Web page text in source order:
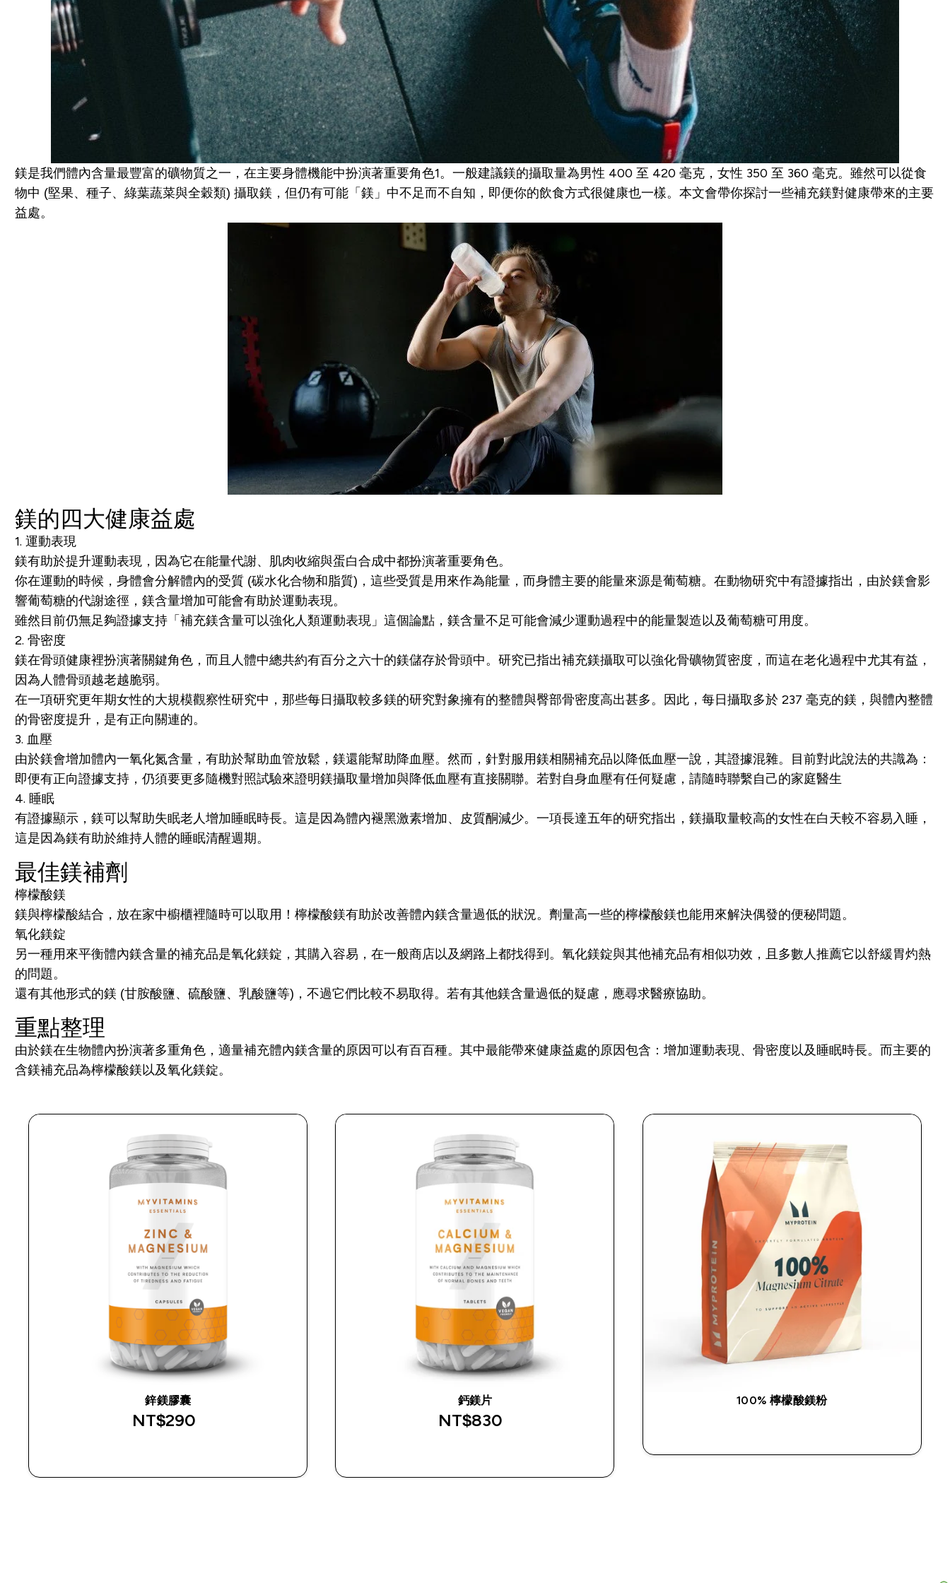
鎂是我們體內含量最豐富的礦物質之一，在主要身體機能中扮演著重要角色1。一般建議鎂的攝取量為男性 400 至 420 毫克，女性 350 至 360 毫克。雖然可以從食
物中 (堅果、種子、綠葉蔬菜與全穀類) 攝取鎂，但仍有可能「鎂」中不足而不自知，即便你的飲食方式很健康也一樣。本文會帶你探討一些補充鎂對健康帶來的主要
益處。
鎂的四大健康益處
1. 運動表現
鎂有助於提升運動表現，因為它在能量代謝、肌肉收縮與蛋白合成中都扮演著重要角色。
你在運動的時候，身體會分解體內的受質 (碳水化合物和脂質)，這些受質是用來作為能量，而身體主要的能量來源是葡萄糖。在動物研究中有證據指出，由於鎂會影
響葡萄糖的代謝途徑，鎂含量增加可能會有助於運動表現。
雖然目前仍無足夠證據支持「補充鎂含量可以強化人類運動表現」這個論點，鎂含量不足可能會減少運動過程中的能量製造以及葡萄糖可用度。
2. 骨密度
鎂在骨頭健康裡扮演著關鍵角色，而且人體中總共約有百分之六十的鎂儲存於骨頭中。研究已指出補充鎂攝取可以強化骨礦物質密度，而這在老化過程中尤其有益，
因為人體骨頭越老越脆弱。
在一項研究更年期女性的大規模觀察性研究中，那些每日攝取較多鎂的研究對象擁有的整體與臀部骨密度高出甚多。因此，每日攝取多於 237 毫克的鎂，與體內整體
的骨密度提升，是有正向關連的。
3. 血壓
由於鎂會增加體內一氧化氮含量，有助於幫助血管放鬆，鎂還能幫助降血壓。 然而，針對服用鎂相關補充品以降低血壓一說，其證據混雜。目前對此說法的共識為：
即便有正向證據支持，仍須要更多隨機對照試驗來證明鎂攝取量增加與降低血壓有直接關聯。 若對自身血壓有任何疑慮，請隨時聯繫自己的家庭醫生
4. 睡眠
有證據顯示，鎂可以幫助失眠老人增加睡眠時長。這是因為體內褪黑激素增加、皮質酮減少。 一項長達五年的研究指出，鎂攝取量較高的女性在白天較不容易入睡，
這是因為鎂有助於維持人體的睡眠清醒週期。
最佳鎂補劑
檸檬酸鎂
鎂與檸檬酸結合，放在家中櫥櫃裡隨時可以取用！檸檬酸鎂有助於改善體內鎂含量過低的狀況。劑量高一些的檸檬酸鎂也能用來解決偶發的便秘問題。
氧化鎂錠
另一種用來平衡體內鎂含量的補充品是氧化鎂錠，其購入容易，在一般商店以及網路上都找得到。氧化鎂錠與其他補充品有相似功效，且多數人推薦它以舒緩胃灼熱
的問題。
還有其他形式的鎂 (甘胺酸鹽、硫酸鹽、乳酸鹽等)，不過它們比較不易取得。若有其他鎂含量過低的疑慮，應尋求醫療協助。
重點整理
由於鎂在生物體內扮演著多重角色，適量補充體內鎂含量的原因可以有百百種。其中最能帶來健康益處的原因包含：增加運動表現、骨密度以及睡眠時長。而主要的
含鎂補充品為檸檬酸鎂以及氧化鎂錠。
鋅鎂膠囊
NT$290‎
鈣鎂片
NT$830‎
100% 檸檬酸鎂粉